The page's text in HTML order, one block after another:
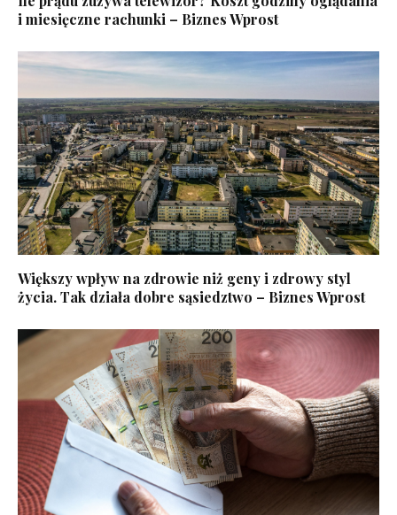
i miesięczne rachunki – Biznes Wprost
Większy wpływ na zdrowie niż geny i zdrowy styl
życia. Tak działa dobre sąsiedztwo – Biznes Wprost